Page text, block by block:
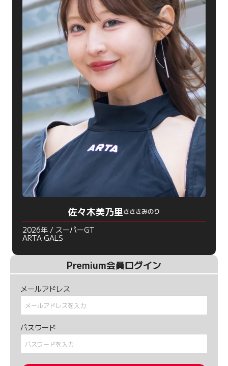
佐々木美乃里ささきみのり
2026年 / スーパーGT
ARTA GALS
Premium会員ログイン
メールアドレス
パスワード